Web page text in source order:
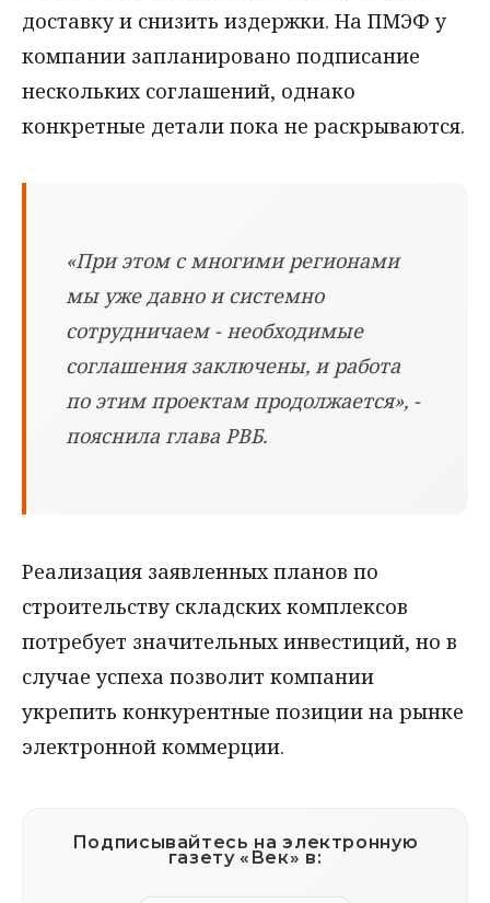
доставку и снизить издержки. На ПМЭФ у
компании запланировано подписание
нескольких соглашений, однако
конкретные детали пока не раскрываются.
«При этом с многими регионами
мы уже давно и системно
сотрудничаем - необходимые
соглашения заключены, и работа
по этим проектам продолжается», -
пояснила глава РВБ.
Реализация заявленных планов по
строительству складских комплексов
потребует значительных инвестиций, но в
случае успеха позволит компании
укрепить конкурентные позиции на рынке
электронной коммерции.
Подписывайтесь на электронную
газету «Век» в: